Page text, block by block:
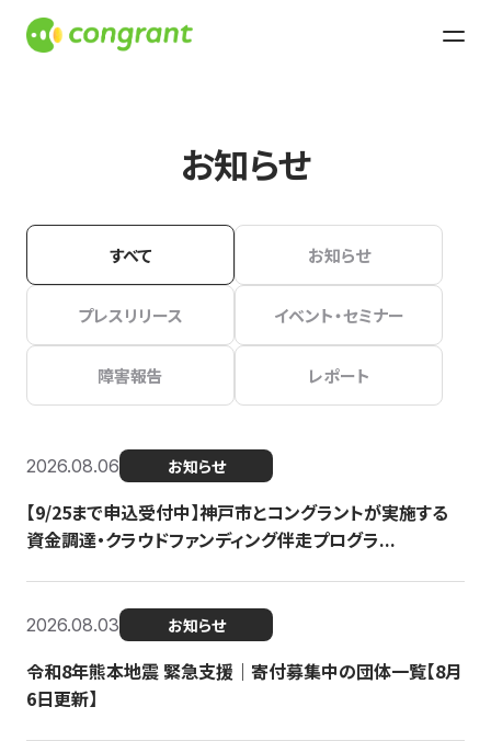
お知らせ
すべて お知らせ
プレスリリース イベント・セミナー
障害報告 レポート
2026.08.06 お知らせ
【9/25まで申込受付中】神戸市とコングラントが実施する
資金調達・クラウドファンディング伴走プログラ...
2026.08.03 お知らせ
令和8年熊本地震 緊急支援｜寄付募集中の団体一覧【8月
6日更新】